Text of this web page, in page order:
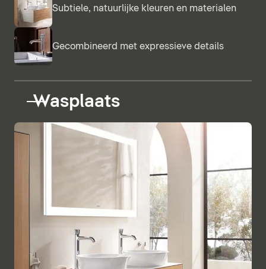
Subtiele, natuurlijke kleuren en materialen
Gecombineerd met expressieve details
Wasplaats